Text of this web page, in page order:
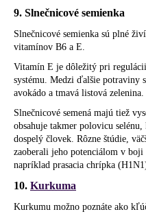
9. Slnečnicové semienka
Slnečnicové semienka sú plné
vitamínov B6 a E.
Vitamín E je dôležitý pri
systému. Medzi ďalšie potraviny
avokádo a tmavá listová zelenina.
Slnečnicové semená majú tiež
obsahuje takmer polovicu
dospelý človek. Rôzne štúdie,
zaoberali jeho potenciálom v
napríklad prasacia chrípka
10. Kurkuma
Kurkumu možno poznáte ako